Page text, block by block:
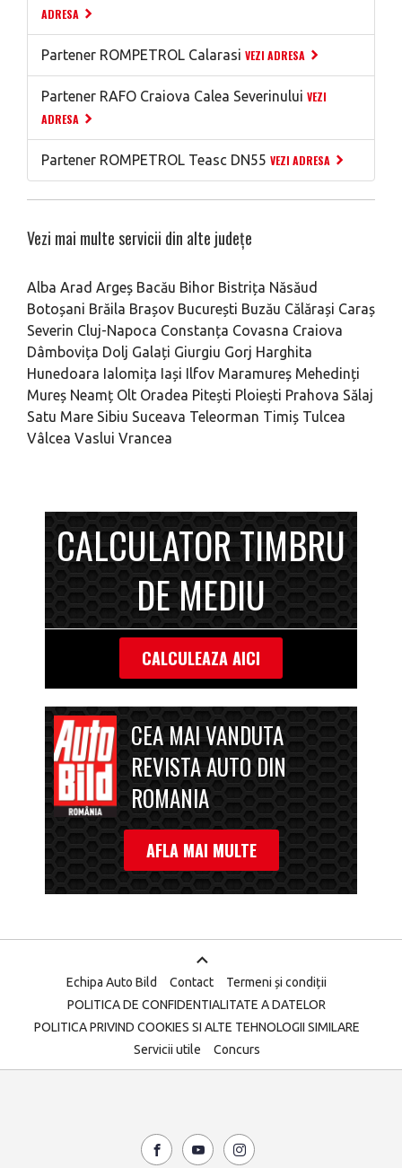
ADRESA
Partener ROMPETROL Calarasi VEZI ADRESA
Partener RAFO Craiova Calea Severinului VEZI
ADRESA
Partener ROMPETROL Teasc DN55 VEZI ADRESA
Vezi mai multe servicii din alte județe
Alba Arad Argeș Bacău Bihor Bistrița Năsăud
Botoșani Brăila Brașov București Buzău Călărași Caraș
Severin Cluj-Napoca Constanța Covasna Craiova
Dâmbovița Dolj Galați Giurgiu Gorj Harghita
Hunedoara Ialomița Iași Ilfov Maramureș Mehedinți
Mureș Neamț Olt Oradea Pitești Ploiești Prahova Sălaj
Satu Mare Sibiu Suceava Teleorman Timiș Tulcea
Vâlcea Vaslui Vrancea
CALCULATOR TIMBRU
DE MEDIU
CALCULEAZA AICI
CEA MAI VANDUTA
REVISTA AUTO DIN
ROMANIA
AFLA MAI MULTE
Echipa Auto Bild Contact
Termeni și condiții
POLITICA DE CONFIDENTIALITATE A DATELOR
POLITICA PRIVIND COOKIES SI ALTE TEHNOLOGII SIMILARE
Servicii utile
Concurs